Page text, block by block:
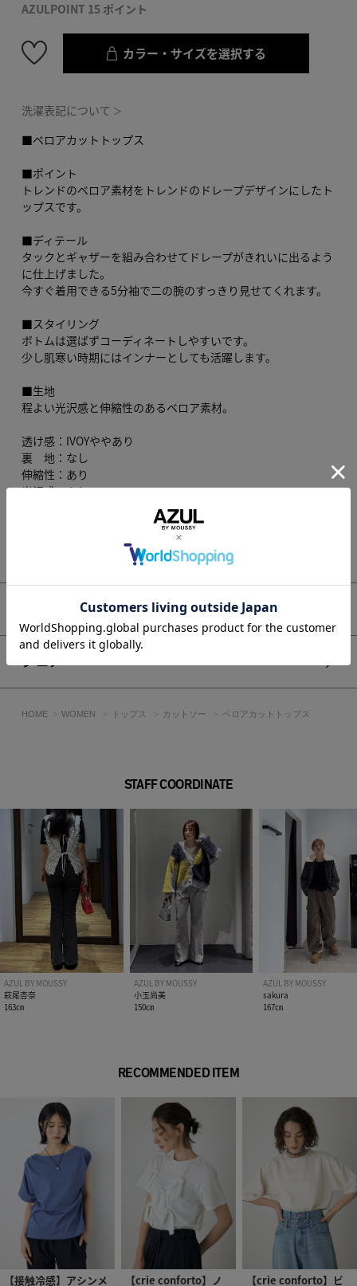
AZULPOINT 15 ポイント
カラー・サイズを選択する
洗濯表記について ＞
■ベロアカットトップス
■ポイント
トレンドのベロア素材をトレンドのドレープデザインにしたト
ップスです。
■ディテール
タックとギャザーを組み合わせてドレープがきれいに出るよう
に仕上げました。
今すぐ着用できる5分袖で二の腕のすっきり見せてくれます。
■スタイリング
ボトムは選ばずコーディネートしやすいです。
少し肌寒い時期にはインナーとしても活躍します。
■生地
程よい光沢感と伸縮性のあるベロア素材。
透け感：IVOYややあり
裏 地：なし
伸縮性：あり
光沢感：あり
■モデル身長：171cm、着用サイズ：FREEサイズ
※画像の商品は光の照射や角度、お使いのモニター環境によ
り、実物と色味が異なる場合がございます。
※着用、お取り扱いの際は、アテンションタグをご確認くださ
もっと見る
アイテムサイズ
シェア
HOME WOMEN トップス カットソー ベロアカットトップス
STAFF COORDINATE
AZUL BY MOUSSY
萩尾杏奈
163㎝
AZUL BY MOUSSY
小玉尚美
150㎝
AZUL BY MOUSSY
sakura
167㎝
RECOMMENDED ITEM
【接触冷感】アシンメ 【crie conforto】ノ 【crie conforto】ビ